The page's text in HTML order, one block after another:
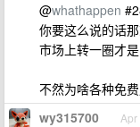
@whathappen
你要这么说的话
市场上转一圈才
不然为啥各种免
wy315700